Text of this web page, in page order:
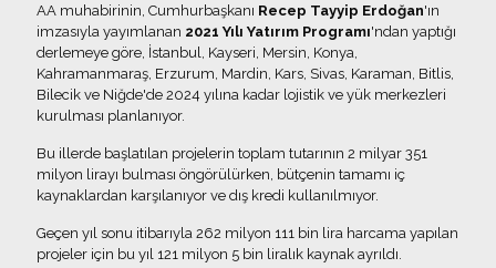
AA muhabirinin, Cumhurbaşkanı Recep Tayyip Erdoğan'ın
imzasıyla yayımlanan 2021 Yılı Yatırım Programı'ndan yaptığı
derlemeye göre, İstanbul, Kayseri, Mersin, Konya,
Kahramanmaraş, Erzurum, Mardin, Kars, Sivas, Karaman, Bitlis,
Bilecik ve Niğde'de 2024 yılına kadar lojistik ve yük merkezleri
kurulması planlanıyor.
Bu illerde başlatılan projelerin toplam tutarının 2 milyar 351
milyon lirayı bulması öngörülürken, bütçenin tamamı iç
kaynaklardan karşılanıyor ve dış kredi kullanılmıyor.
Geçen yıl sonu itibarıyla 262 milyon 111 bin lira harcama yapılan
projeler için bu yıl 121 milyon 5 bin liralık kaynak ayrıldı.